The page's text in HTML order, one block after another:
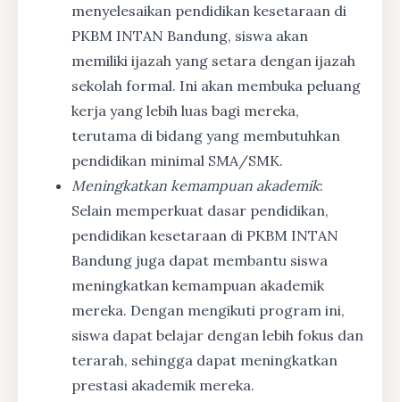
menyelesaikan pendidikan kesetaraan di
PKBM INTAN Bandung, siswa akan
memiliki ijazah yang setara dengan ijazah
sekolah formal. Ini akan membuka peluang
kerja yang lebih luas bagi mereka,
terutama di bidang yang membutuhkan
pendidikan minimal SMA/SMK.
Meningkatkan kemampuan akademik:
Selain memperkuat dasar pendidikan,
pendidikan kesetaraan di PKBM INTAN
Bandung juga dapat membantu siswa
meningkatkan kemampuan akademik
mereka. Dengan mengikuti program ini,
siswa dapat belajar dengan lebih fokus dan
terarah, sehingga dapat meningkatkan
prestasi akademik mereka.